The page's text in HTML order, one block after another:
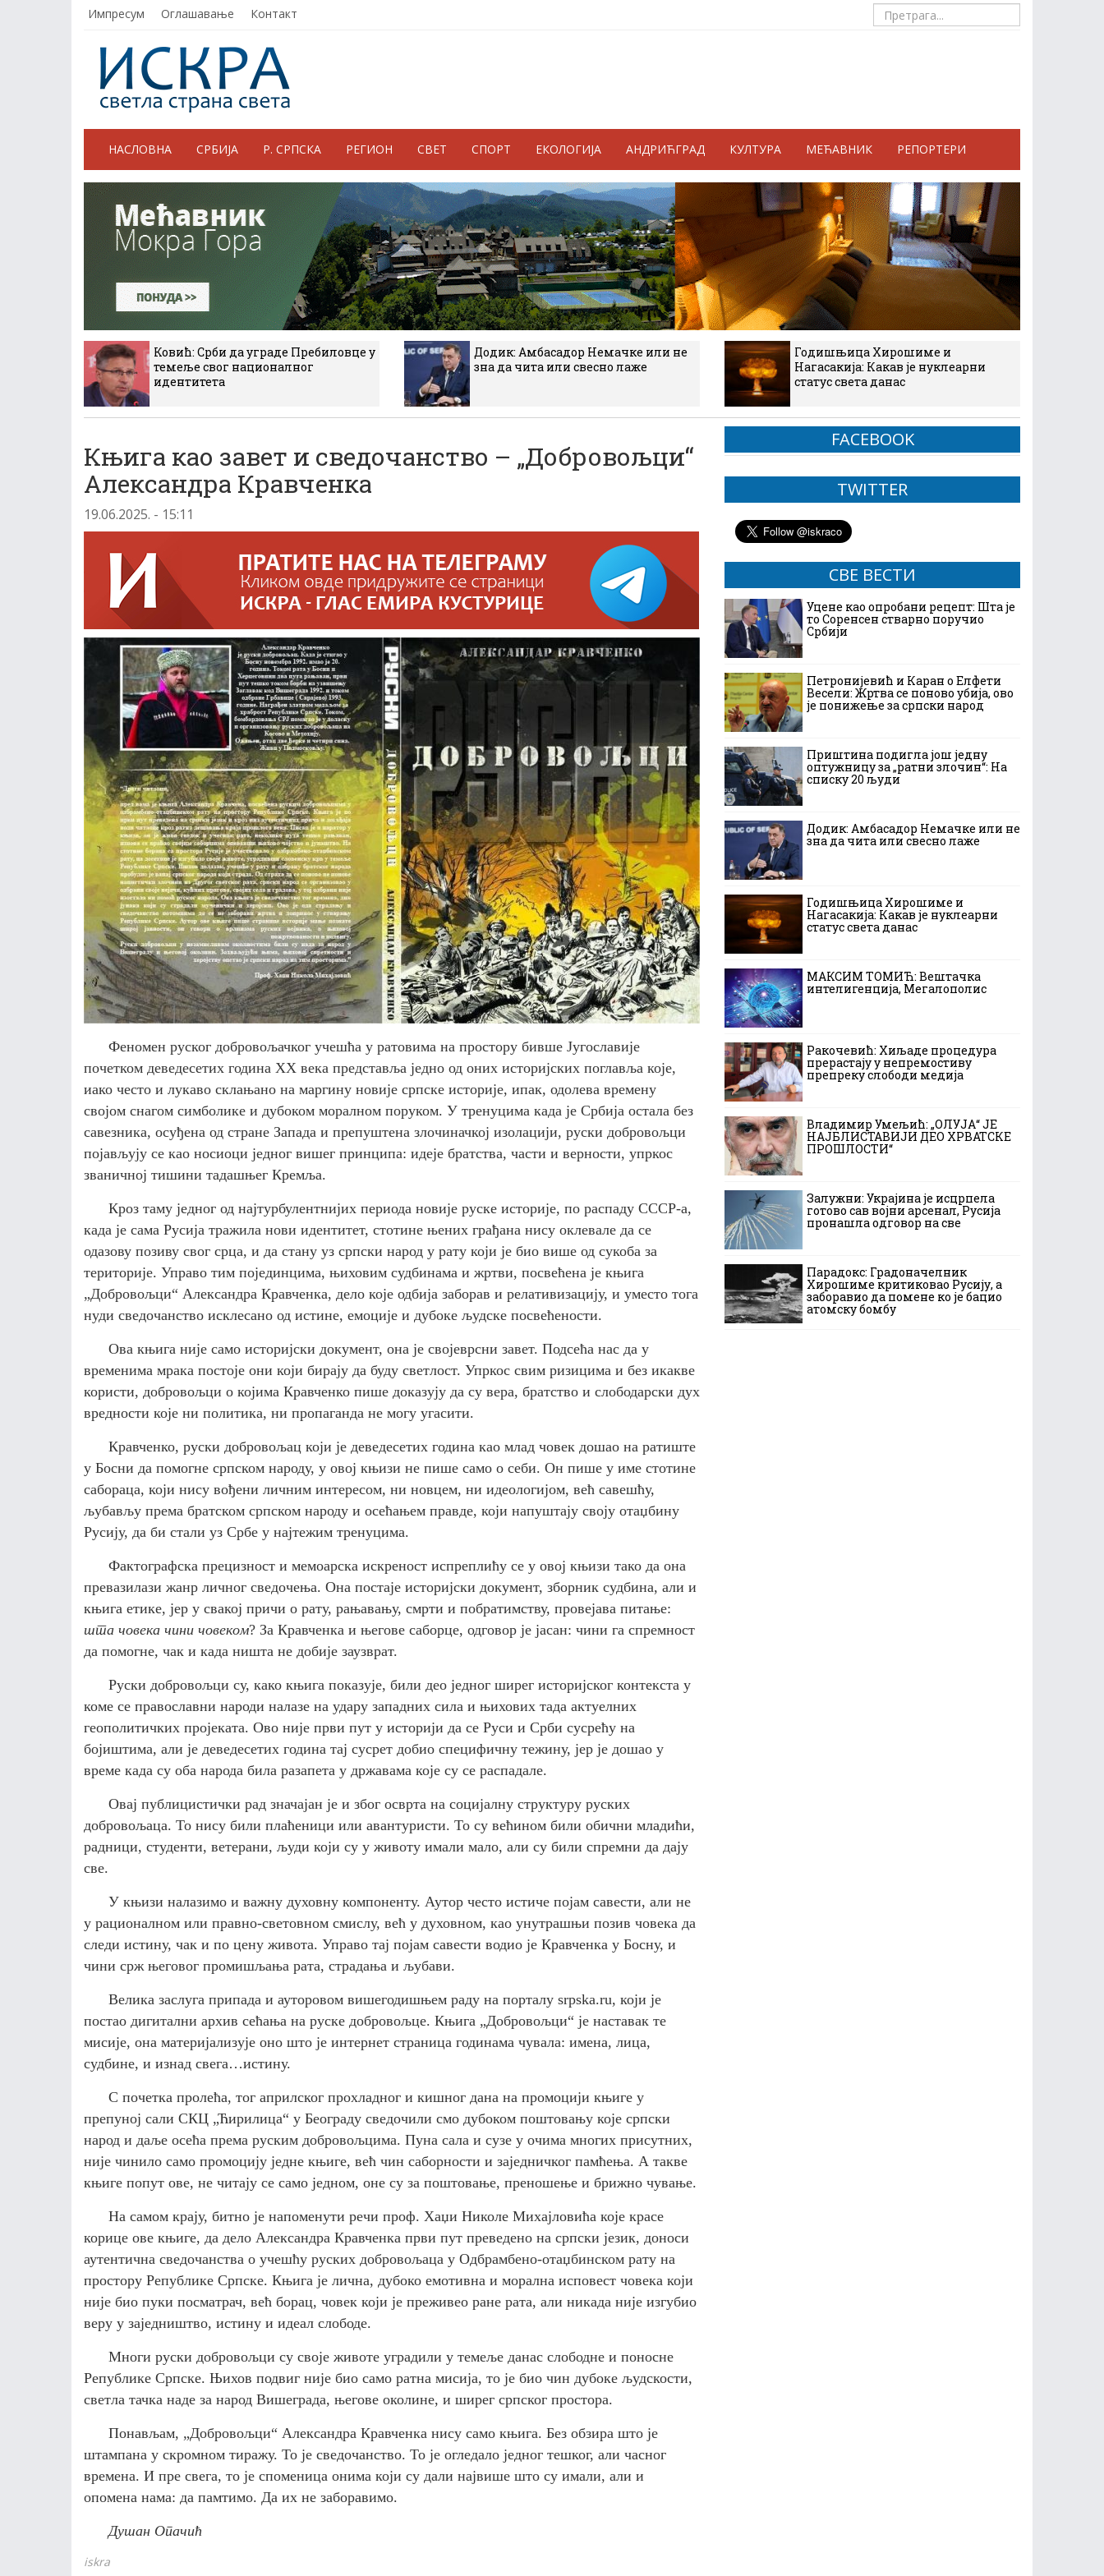
Импресум Оглашавање Контакт
НАСЛОВНА СРБИЈА Р. СРПСКА РЕГИОН СВЕТ СПОРТ ЕКОЛОГИЈА АНДРИЋГРАД КУЛТУРА МЕЋАВНИК РЕПОРТЕРИ
Ковић: Срби да уграде Пребиловце у
темеље свог националног
идентитета
Додик: Амбасадор Немачке или не
зна да чита или свесно лаже
Годишњица Хирошиме и
Нагасакија: Какав је нуклеарни
статус света данас
Књига као завет и сведочанство – „Добровољци“
Александра Кравченка
19.06.2025. - 15:11
Феномен руског добровољачког учешћа у ратовима на простору бивше Југославије
почетком деведесетих година XX века представља једно од оних историјских поглавља које,
иако често и лукаво склањано на маргину новије српске историје, ипак, одолева времену
својом снагом симболике и дубоком моралном поруком. У тренуцима када је Србија остала без
савезника, осуђена од стране Запада и препуштена злочиначкој изолацији, руски добровољци
појављују се као носиоци једног вишег принципа: идеје братства, части и верности, упркос
званичној тишини тадашњег Кремља.
Кроз таму једног од најтурбулентнијих периода новије руске историје, по распаду СССР-а,
када је сама Русија тражила нови идентитет, стотине њених грађана нису оклевале да се
одазову позиву свог срца, и да стану уз српски народ у рату који је био више од сукоба за
територије. Управо тим појединцима, њиховим судбинама и жртви, посвећена је књига
„Добровољци“ Александра Кравченка, дело које одбија заборав и релативизацију, и уместо тога
нуди сведочанство исклесано од истине, емоције и дубоке људске посвећености.
Ова књига није само историјски документ, она је својеврсни завет. Подсећа нас да у
временима мрака постоје они који бирају да буду светлост. Упркос свим ризицима и без икакве
користи, добровољци о којима Кравченко пише доказују да су вера, братство и слободарски дух
вредности које ни политика, ни пропаганда не могу угасити.
Кравченко, руски добровољац који је деведесетих година као млад човек дошао на ратиште
у Босни да помогне српском народу, у овој књизи не пише само о себи. Он пише у име стотине
сабораца, који нису вођени личним интересом, ни новцем, ни идеологијом, већ савешћу,
љубављу према братском српском народу и осећањем правде, који напуштају своју отаџбину
Русију, да би стали уз Србе у најтежим тренуцима.
Фактографска прецизност и мемоарска искреност испреплићу се у овој књизи тако да она
превазилази жанр личног сведочења. Она постаје историјски документ, зборник судбина, али и
књига етике, јер у свакој причи о рату, рањавању, смрти и побратимству, провејава питање:
шта човека чини човеком? За Кравченка и његове саборце, одговор је јасан: чини га спремност
да помогне, чак и када ништа не добије заузврат.
Руски добровољци су, како књига показује, били део једног ширег историјског контекста у
коме се православни народи налазе на удару западних сила и њихових тада актуелних
геополитичких пројеката. Ово није први пут у историји да се Руси и Срби сусрећу на
бојиштима, али је деведесетих година тај сусрет добио специфичну тежину, јер је дошао у
време када су оба народа била разапета у државама које су се распадале.
Овај публицистички рад значајан је и због осврта на социјалну структуру руских
добровољаца. То нису били плаћеници или авантуристи. То су већином били обични младићи,
радници, студенти, ветерани, људи који су у животу имали мало, али су били спремни да дају
све.
У књизи налазимо и важну духовну компоненту. Аутор често истиче појам савести, али не
у рационалном или правно-световном смислу, већ у духовном, као унутрашњи позив човека да
следи истину, чак и по цену живота. Управо тај појам савести водио је Кравченка у Босну, и
чини срж његовог промишљања рата, страдања и љубави.
Велика заслуга припада и ауторовом вишегодишњем раду на порталу srpska.ru, који је
постао дигитални архив сећања на руске добровољце. Књига „Добровољци“ је наставак те
мисије, она материјализује оно што је интернет страница годинама чувала: имена, лица,
судбине, и изнад свега…истину.
С почетка пролећа, тог априлског прохладног и кишног дана на промоцији књиге у
препуној сали СКЦ „Ћирилица“ у Београду сведочили смо дубоком поштовању које српски
народ и даље осећа према руским добровољцима. Пуна сала и сузе у очима многих присутних,
није чинило само промоцију једне књиге, већ чин саборности и заједничког памћења. А такве
књиге попут ове, не читају се само једном, оне су за поштовање, преношење и брижно чување.
На самом крају, битно је напоменути речи проф. Хаџи Николе Михајловића које красе
корице ове књиге, да дело Александра Кравченка први пут преведено на српски језик, доноси
аутентична сведочанства о учешћу руских добровољаца у Одбрамбено-отаџбинском рату на
простору Републике Српске. Књига је лична, дубоко емотивна и морална исповест човека који
није био пуки посматрач, већ борац, човек који је преживео ране рата, али никада није изгубио
веру у заједништво, истину и идеал слободе.
Многи руски добровољци су своје животе уградили у темеље данас слободне и поносне
Републике Српске. Њихов подвиг није био само ратна мисија, то је био чин дубоке људскости,
светла тачка наде за народ Вишеграда, његове околине, и ширег српског простора.
Понављам, „Добровољци“ Александра Кравченка нису само књига. Без обзира што је
штампана у скромном тиражу. То је сведочанство. То је огледало једног тешког, али часног
времена. И пре свега, то је споменица онима који су дали највише што су имали, али и
опомена нама: да памтимо. Да их не заборавимо.
Душан Опачић
iskra
FACEBOOK
TWITTER
СВЕ ВЕСТИ
Уцене као опробани рецепт: Шта је
то Соренсен стварно поручио
Србији
Петронијевић и Каран о Елфети
Весели: Жртва се поново убија, ово
је понижење за српски народ
Приштина подигла још једну
оптужницу за „ратни злочин“: На
списку 20 људи
Додик: Амбасадор Немачке или не
зна да чита или свесно лаже
Годишњица Хирошиме и
Нагасакија: Какав је нуклеарни
статус света данас
МАКСИМ ТОМИЋ: Вештачка
интелигенција, Мегалополис
Ракочевић: Хиљаде процедура
прерастају у непремостиву
препреку слободи медија
Владимир Умељић: „ОЛУЈА“ ЈЕ
НАЈБЛИСТАВИЈИ ДЕО ХРВАТСКЕ
ПРОШЛОСТИ“
Залужни: Украјина је исцрпела
готово сав војни арсенал, Русија
пронашла одговор на све
Парадокс: Градоначелник
Хирошиме критиковао Русију, а
заборавио да помене ко је бацио
атомску бомбу